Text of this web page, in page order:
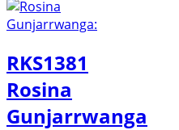
RKS1381
Rosina
Gunjarrwanga